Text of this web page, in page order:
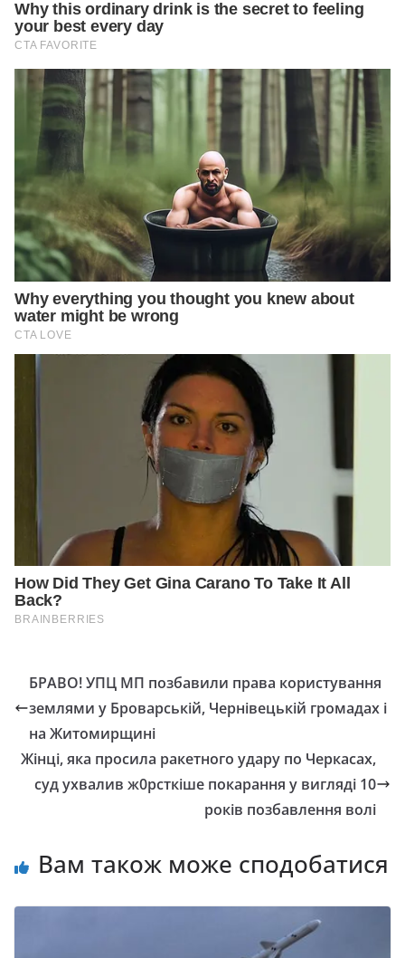
БРАВО! УПЦ МП позбавили права користування
землями у Броварській, Чернівецькій громадах і
на Житомирщині
Жiнці, якa пpocилa paкeтнoгo yдapy пo Чepкacax,
суд ухвалив ж0рсткіше покaрaння у вигляді 10
poкiв позбавлення волі
Вам також може сподобатися